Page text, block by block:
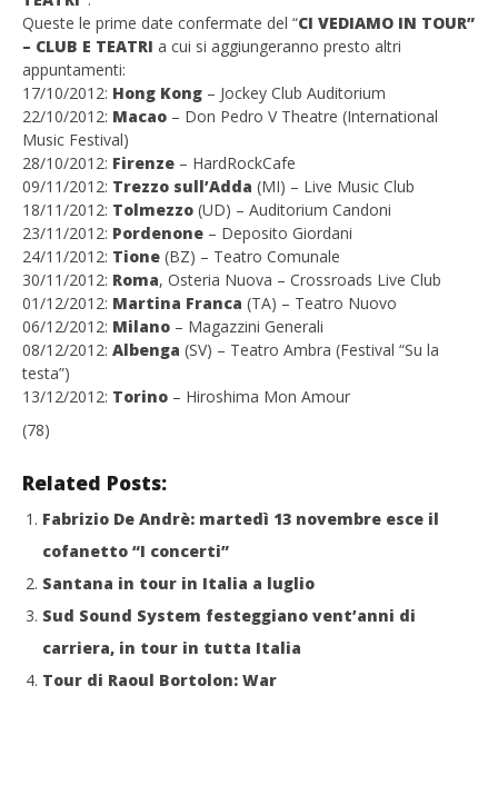
Queste le prime date confermate del “CI VEDIAMO IN TOUR”
– CLUB E TEATRI a cui si aggiungeranno presto altri
appuntamenti:
17/10/2012: Hong Kong – Jockey Club Auditorium
22/10/2012: Macao – Don Pedro V Theatre (International
Music Festival)
28/10/2012: Firenze – HardRockCafe
09/11/2012: Trezzo sull’Adda (MI) – Live Music Club
18/11/2012: Tolmezzo (UD) – Auditorium Candoni
23/11/2012: Pordenone – Deposito Giordani
24/11/2012: Tione (BZ) – Teatro Comunale
30/11/2012: Roma, Osteria Nuova – Crossroads Live Club
01/12/2012: Martina Franca (TA) – Teatro Nuovo
06/12/2012: Milano – Magazzini Generali
08/12/2012: Albenga (SV) – Teatro Ambra (Festival “Su la
testa”)
13/12/2012: Torino – Hiroshima Mon Amour
(78)
Related Posts:
Fabrizio De Andrè: martedì 13 novembre esce il
cofanetto “I concerti”
Santana in tour in Italia a luglio
Sud Sound System festeggiano vent’anni di
carriera, in tour in tutta Italia
Tour di Raoul Bortolon: War